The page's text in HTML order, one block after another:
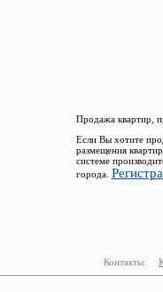
Продажа квартир,
Если Вы хотите
размещения
системе
города.
Контакты: